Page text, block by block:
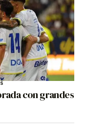
con grandes